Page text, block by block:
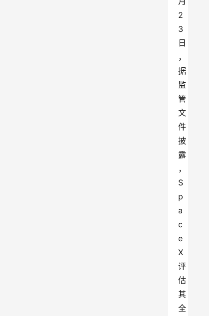
2
3
日
，
据
监
管
文
件
披
露
，
S
p
a
c
e
X
评
估
其
全